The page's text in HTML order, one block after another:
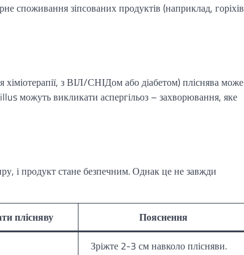
споживання зіпсованих продуктів (наприклад, горіхів
з ВІЛ/СНІДом або діабетом) пліснява може
можуть викликати аспергільоз – захворювання, яке
і продукт стане безпечним. Однак це не завжди
плісняву Пояснення
Зріжте 2-3 см навколо плісняви.